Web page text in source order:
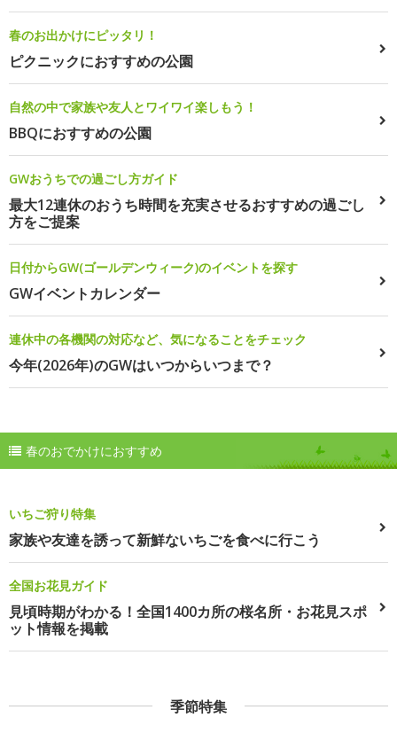
春のお出かけにピッタリ！
ピクニックにおすすめの公園
自然の中で家族や友人とワイワイ楽しもう！
BBQにおすすめの公園
GWおうちでの過ごし方ガイド
最大12連休のおうち時間を充実させるおすすめの過ごし
方をご提案
日付からGW(ゴールデンウィーク)のイベントを探す
GWイベントカレンダー
連休中の各機関の対応など、気になることをチェック
今年(2026年)のGWはいつからいつまで？
春のおでかけにおすすめ
いちご狩り特集
家族や友達を誘って新鮮ないちごを食べに行こう
全国お花見ガイド
見頃時期がわかる！全国1400カ所の桜名所・お花見スポ
ット情報を掲載
季節特集